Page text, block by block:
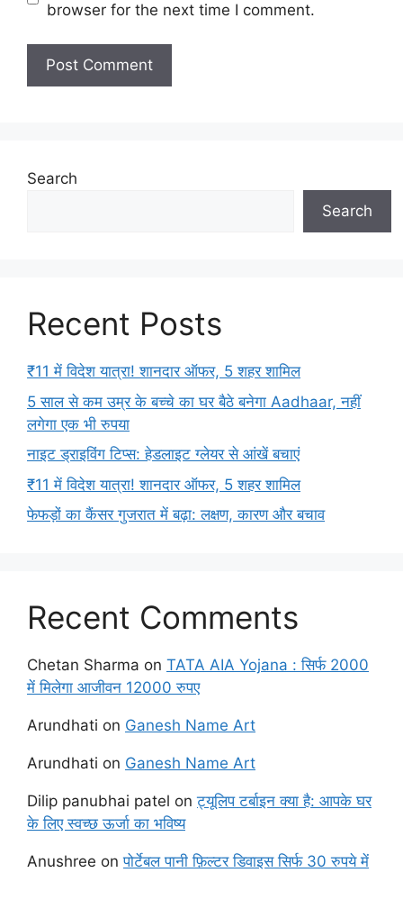
browser for the next time I comment.
Search
Search
Recent Posts
₹11 में विदेश यात्रा! शानदार ऑफर, 5 शहर शामिल
5 साल से कम उम्र के बच्चे का घर बैठे बनेगा Aadhaar, नहीं
लगेगा एक भी रुपया
नाइट ड्राइविंग टिप्स: हेडलाइट ग्लेयर से आंखें बचाएं
₹11 में विदेश यात्रा! शानदार ऑफर, 5 शहर शामिल
फेफड़ों का कैंसर गुजरात में बढ़ा: लक्षण, कारण और बचाव
Recent Comments
Chetan Sharma on TATA AIA Yojana : सिर्फ 2000
में मिलेगा आजीवन 12000 रुपए
Arundhati on Ganesh Name Art
Arundhati on Ganesh Name Art
Dilip panubhai patel onट्यूलिप टर्बाइन क्या है: आपके घर
के लिए स्वच्छ ऊर्जा का भविष्य
Anushree onपोर्टेबल पानी फ़िल्टर डिवाइस सिर्फ 30 रुपये में